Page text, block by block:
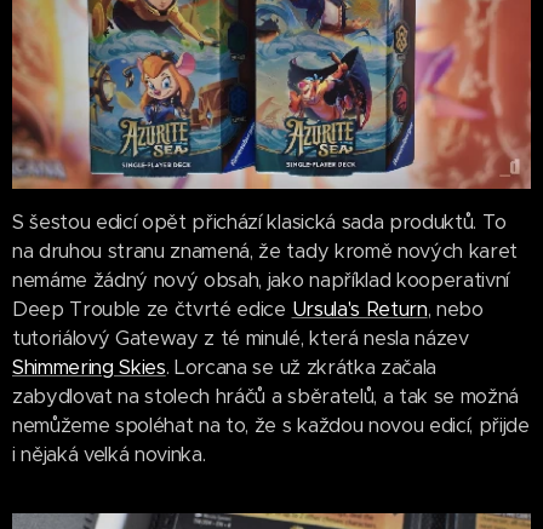
S šestou edicí opět přichází klasická sada produktů. To
na druhou stranu znamená, že tady kromě nových karet
nemáme žádný nový obsah, jako například kooperativní
Deep Trouble ze čtvrté edice Ursula's Return, nebo
tutoriálový Gateway z té minulé, která nesla název
Shimmering Skies. Lorcana se už zkrátka začala
zabydlovat na stolech hráčů a sběratelů, a tak se možná
nemůžeme spoléhat na to, že s každou novou edicí, přijde
i nějaká velká novinka.